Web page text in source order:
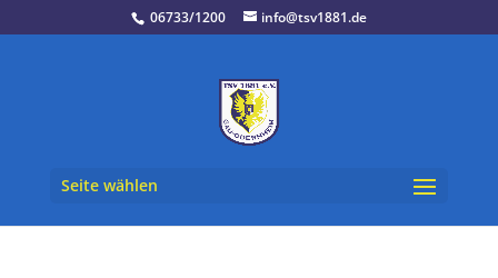
06733/1200 info@tsv1881.de
Seite wählen